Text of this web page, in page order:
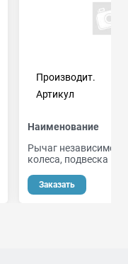
Производит.
Артикул
Наименование
Рычаг независимой
колеса, подвеска
Заказать